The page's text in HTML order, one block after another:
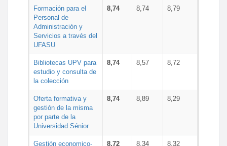
Formación para el
Personal de
Administración y
Servicios a través del
UFASU
8,74 8,74 8,79
Bibliotecas UPV para
estudio y consulta de
la colección
8,74 8,57 8,72
Oferta formativa y
gestión de la misma
por parte de la
Universidad Sénior
8,74 8,89 8,29
Gestión economico- 8,72 8,34 8,32